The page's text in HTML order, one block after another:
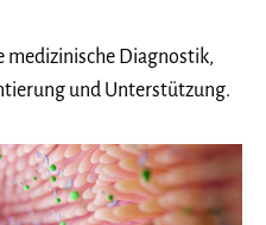
medizinische Diagnostik,
und Unterstützung.